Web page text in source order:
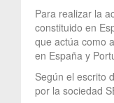
Para realizar la
constituido en
que actúa como
en España y
Según el escrito
por la sociedad